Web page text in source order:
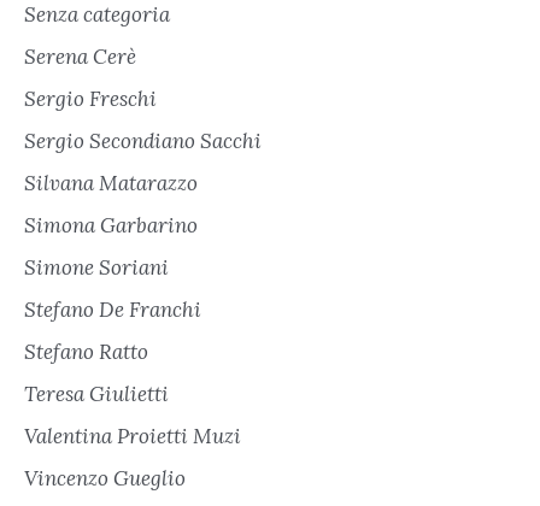
Senza categoria
Serena Cerè
Sergio Freschi
Sergio Secondiano Sacchi
Silvana Matarazzo
Simona Garbarino
Simone Soriani
Stefano De Franchi
Stefano Ratto
Teresa Giulietti
Valentina Proietti Muzi
Vincenzo Gueglio